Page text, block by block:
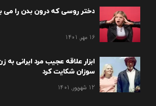
دختر روسی که درون بدن را می
16 مهر, 1401
ابزار علاقه عجیب مرد ایرانی به
سوزان شکایت کرد
12 شهریور, 1401